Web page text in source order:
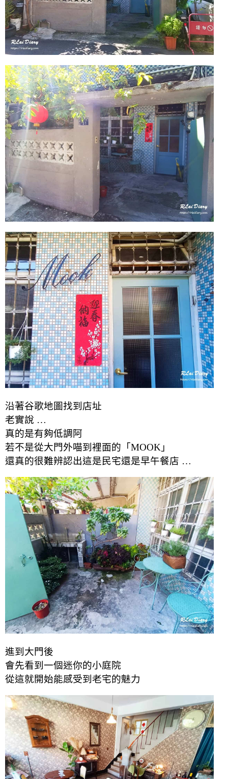
沿著谷歌地圖找到店址
老實說 …
真的是有夠低調阿
若不是從大門外喵到裡面的「MOOK」
還真的很難辨認出這是民宅還是早午餐店 …
進到大門後
會先看到一個迷你的小庭院
從這就開始能感受到老宅的魅力